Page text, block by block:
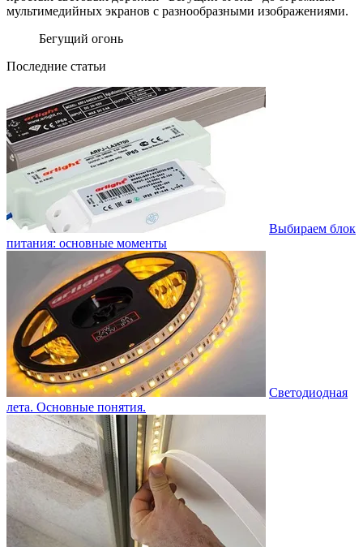
мультимедийных экранов с разнообразными изображениями.
Бегущий огонь
Последние статьи
Выбираем блок
питания: основные моменты
Светодиодная
лета. Основные понятия.